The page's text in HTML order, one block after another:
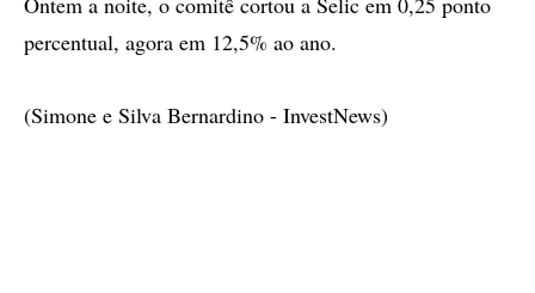
percentual, agora em 12,5% ao ano.
(Simone e Silva Bernardino - InvestNews)